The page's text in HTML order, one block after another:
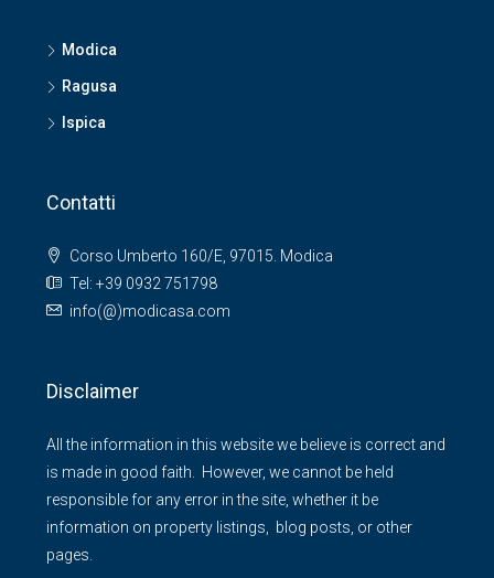
Modica
Ragusa
Ispica
Contatti
Corso Umberto 160/E, 97015. Modica
Tel: +39 0932 751798
info(@)modicasa.com
Disclaimer
All the information in this website we believe is correct and
is made in good faith. However, we cannot be held
responsible for any error in the site, whether it be
information on property listings, blog posts, or other
pages.